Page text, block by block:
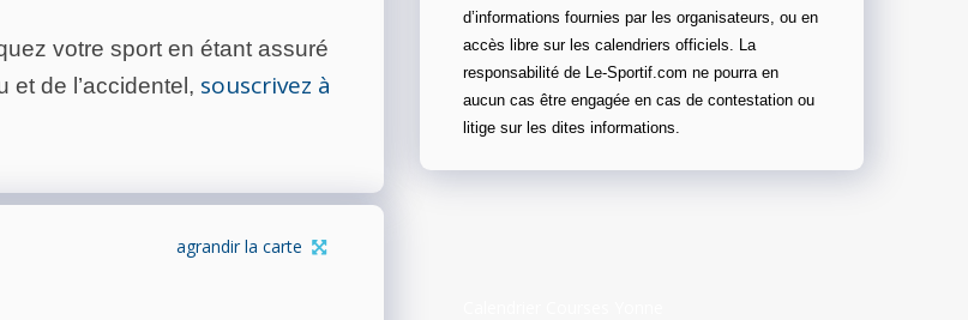
votre sport en étant assuré
et de l’accidentel, souscrivez à
agrandir la carte
d’informations fournies par les organisateurs, ou en
accès libre sur les calendriers officiels. La
responsabilité de Le-Sportif.com ne pourra en
aucun cas être engagée en cas de contestation ou
litige sur les dites informations.